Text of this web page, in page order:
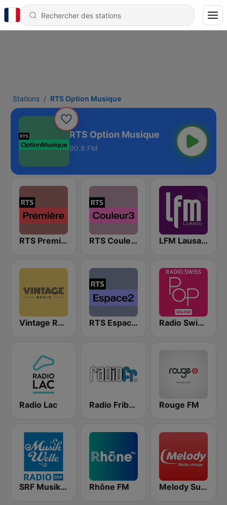
Stations RTS Option Musique
RTS Option Musique
90.8 FM
RTS Première RTS Couleur 3 LFM Lausanne FM
Vintage Radio RTS Espace 2 Radio Swiss Pop
Radio Lac Radio Fribourg Rouge FM
SRF Musikwelle Rhône FM Melody Suisse